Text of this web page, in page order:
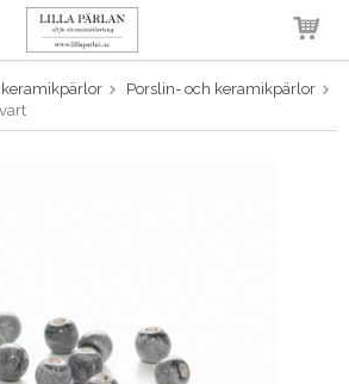
har blivit tillagd i
Porslin- och keramikpärlor